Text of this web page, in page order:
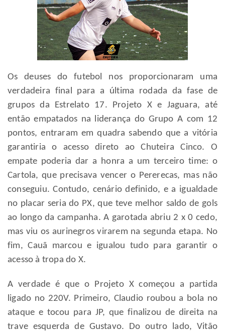
Os deuses do futebol nos proporcionaram uma
verdadeira final para a última rodada da fase de
grupos da Estrelato 17. Projeto X e Jaguara, até
então empatados na liderança do Grupo A com 12
pontos, entraram em quadra sabendo que a vitória
garantiria o acesso direto ao Chuteira Cinco. O
empate poderia dar a honra a um terceiro time: o
Cartola, que precisava vencer o Pererecas, mas não
conseguiu. Contudo, cenário definido, e a igualdade
no placar seria do PX, que teve melhor saldo de gols
ao longo da campanha. A garotada abriu 2 x 0 cedo,
mas viu os aurinegros virarem na segunda etapa. No
fim, Cauã marcou e igualou tudo para garantir o
acesso à tropa do X.
A verdade é que o Projeto X começou a partida
ligado no 220V. Primeiro, Claudio roubou a bola no
ataque e tocou para JP, que finalizou de direita na
trave esquerda de Gustavo. Do outro lado, Vitão